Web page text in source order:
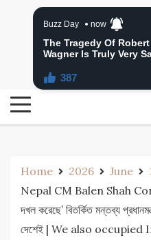
24 Ghanta
24 Ghanta Bengali News
Home 2026 June
Nepal CM Balen Shah
দখল করেছে’ বিতর্কিত মন্তব্য
দেশেই | We also